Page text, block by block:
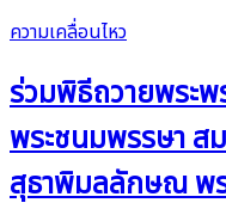
ความเคลื่อนไหว
ร่วมพิธีถวายพระพ
พระชนมพรรษา ส
สุธาพิมลลักษณ พ